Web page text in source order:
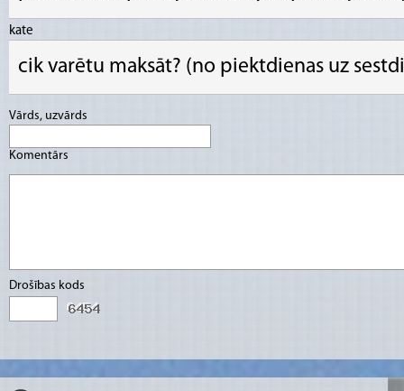
kate
cik varētu maksāt? (no piektdienas uz
Vārds, uzvārds
Komentārs
Drošības kods